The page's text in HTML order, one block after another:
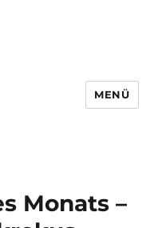
Europa |
| 73430 Aalen
MENÜ
Monats –